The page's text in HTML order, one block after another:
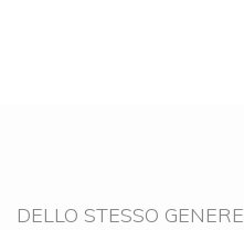
DELLO STESSO GENERE